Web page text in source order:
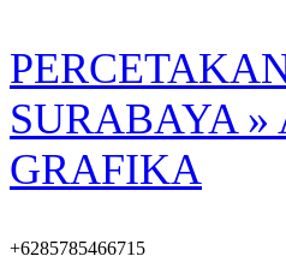
Skip
to
content
SURABAYA »
GRAFIKA
+6285785466715